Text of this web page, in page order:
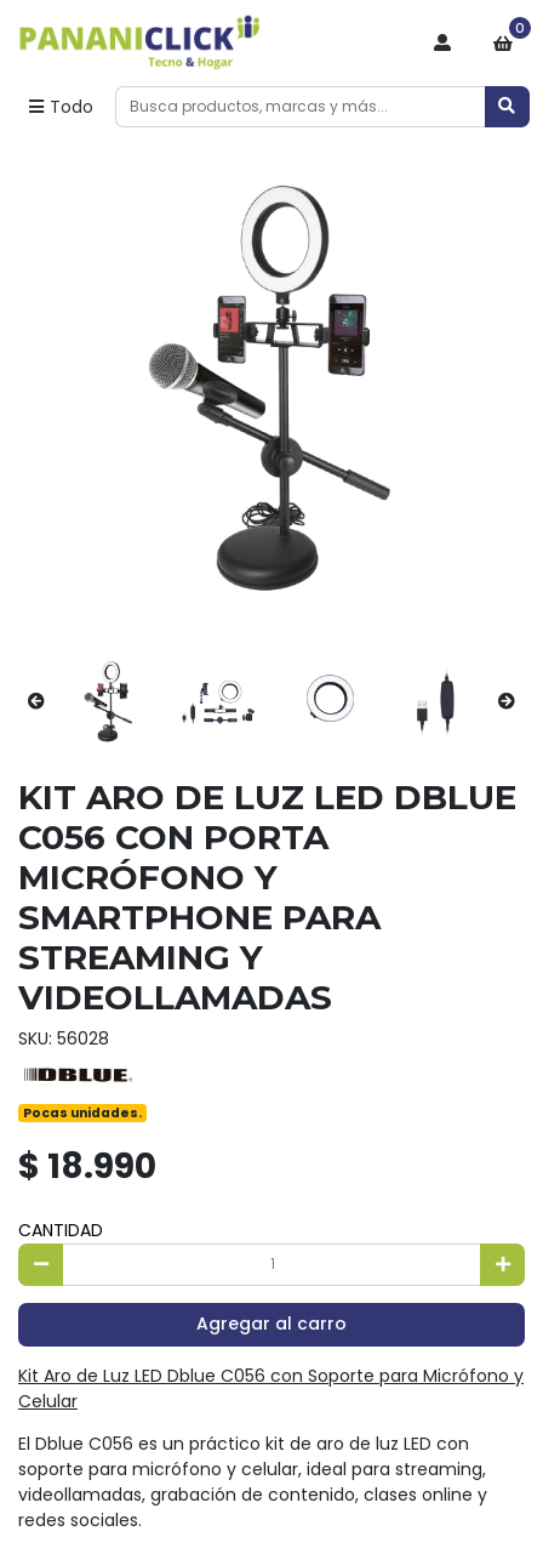
Todo
0
KIT ARO DE LUZ LED DBLUE
C056 CON PORTA
MICRÓFONO Y
SMARTPHONE PARA
STREAMING Y
VIDEOLLAMADAS
SKU: 56028
Pocas unidades.
$ 18.990
CANTIDAD
Agregar al carro
Kit Aro de Luz LED Dblue C056 con Soporte para Micrófono y
Celular
El Dblue C056 es un práctico kit de aro de luz LED con
soporte para micrófono y celular, ideal para streaming,
videollamadas, grabación de contenido, clases online y
redes sociales.